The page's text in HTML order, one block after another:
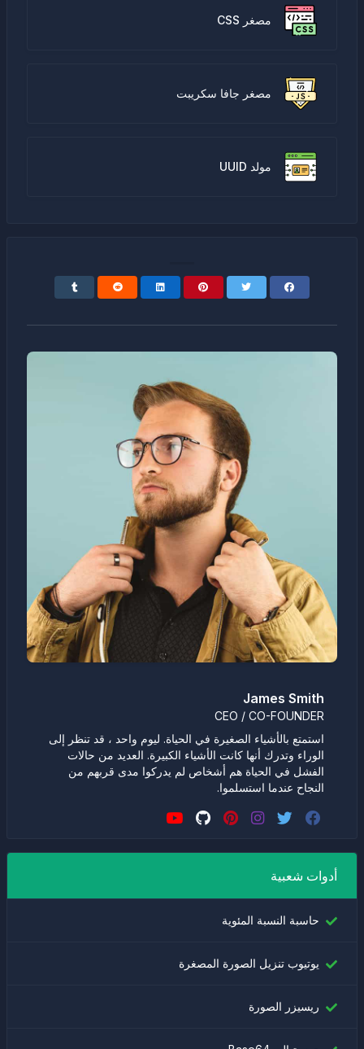
مصغر CSS
مصغر جافا سكريبت
مولد UUID
James Smith
CEO / CO-FOUNDER
استمتع بالأشياء الصغيرة في الحياة. ليوم واحد ، قد تنظر إلى
الوراء وتدرك أنها كانت الأشياء الكبيرة. العديد من حالات
الفشل في الحياة هم أشخاص لم يدركوا مدى قربهم من
النجاح عندما استسلموا.
أدوات شعبية
حاسبة النسبة المئوية
يوتيوب تنزيل الصورة المصغرة
ريسيزر الصورة